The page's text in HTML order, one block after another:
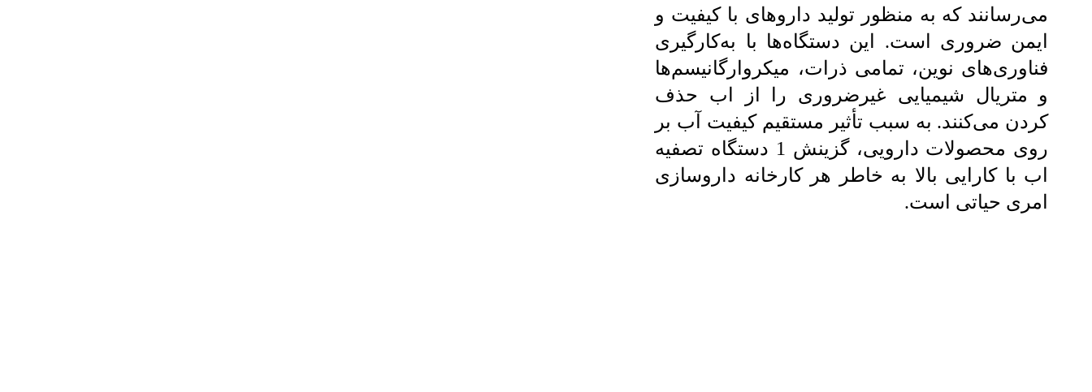
می‌رسانند که به منظور تولید داروهای با کیفیت و
ایمن ضروری است. این دستگاه‌ها با به‌کارگیری
فناوری‌های نوین، تمامی ذرات، میکروارگانیسم‌ها
و متریال شیمیایی غیرضروری را از اب حذف
کردن می‌کنند. به سبب تأثیر مستقیم کیفیت آب بر
روی محصولات دارویی، گزینش 1 دستگاه تصفیه
اب با کارایی بالا به خاطر هر کارخانه داروسازی
امری حیاتی است.